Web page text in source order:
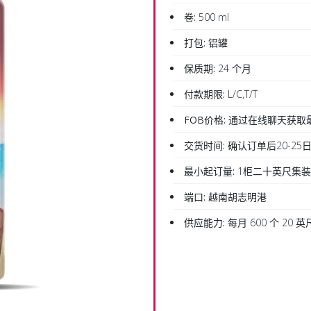
卷: 500 ml
打包: 铝罐
保质期: 24 个月
付款期限: L/C,T/T
FOB价格: 通过在线聊天获取
交货时间: 确认订单后20-25日
最小起订量: 1柜二十英尺集
端口: 越南胡志明港
供应能力: 每月 600 个 20 英